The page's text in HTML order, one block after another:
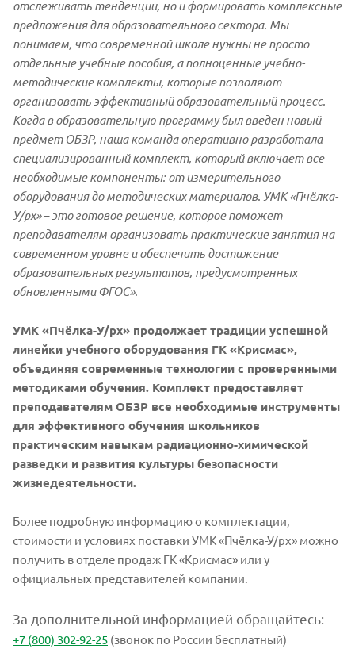
отслеживать тенденции, но и формировать комплексные
предложения для образовательного сектора. Мы
понимаем, что современной школе нужны не просто
отдельные учебные пособия, а полноценные учебно-
методические комплекты, которые позволяют
организовать эффективный образовательный процесс.
Когда в образовательную программу был введен новый
предмет ОБЗР, наша команда оперативно разработала
специализированный комплект, который включает все
необходимые компоненты: от измерительного
оборудования до методических материалов. УМК «Пчёлка-
У/рх»–это готовое решение, которое поможет
преподавателям организовать практические занятия на
современном уровне и обеспечить достижение
образовательных результатов, предусмотренных
обновленными ФГОС».
УМК «Пчёлка-У/рх» продолжает традиции успешной
линейки учебного оборудования ГК «Крисмас»,
объединяя современные технологии с проверенными
методиками обучения. Комплект предоставляет
преподавателям ОБЗР все необходимые инструменты
для эффективного обучения школьников
практическим навыкам радиационно-химической
разведки и развития культуры безопасности
жизнедеятельности.
Более подробную информацию о комплектации,
стоимости и условиях поставки УМК «Пчёлка-У/рх» можно
получить в отделе продаж ГК «Крисмас» или у
официальных представителей компании.
За дополнительной информацией обращайтесь:
+7 (800) 302-92-25 (звонок по России бесплатный)